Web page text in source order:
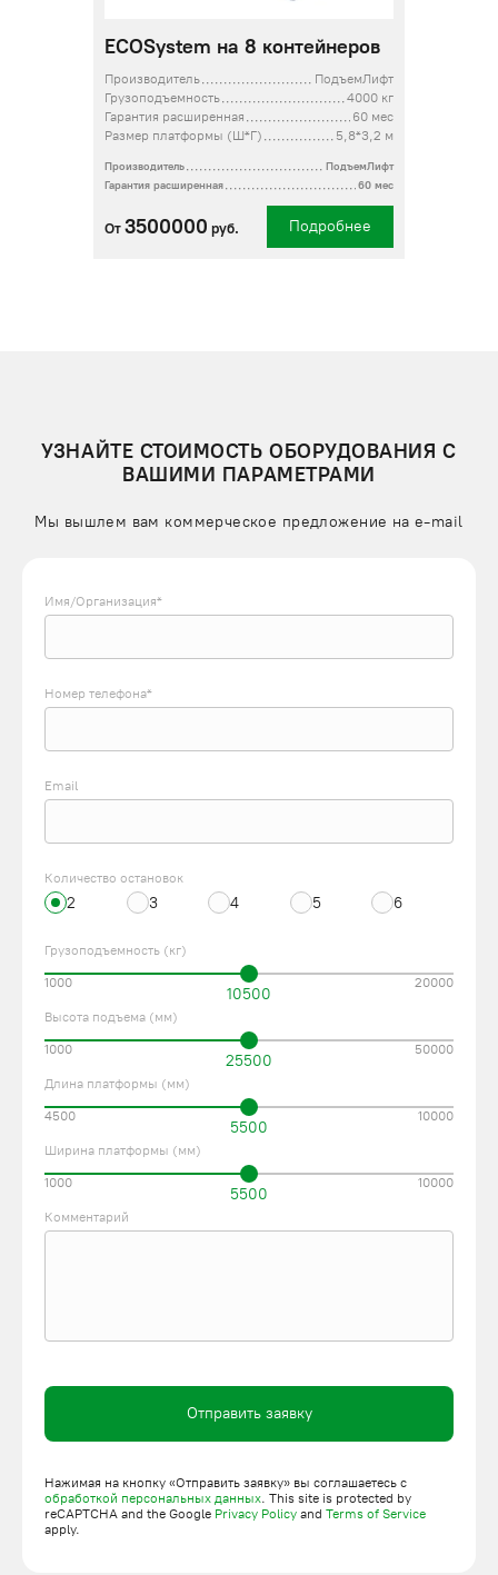
ECOSystem на 8 контейнеров
Производитель
ПодъемЛифт
Грузоподъемность
4000 кг
Гарантия расширенная
60 мес
Размер платформы (Ш*Г)
5,8*3,2 м
Производитель
ПодъемЛифт
Гарантия расширенная
60 мес
От 3500000 руб. Подробнее
УЗНАЙТЕ СТОИМОСТЬ ОБОРУДОВАНИЯ С
ВАШИМИ ПАРАМЕТРАМИ
Мы вышлем вам коммерческое предложение на e-mail
Имя/Организация*
Номер телефона*
Email
Количество остановок
2 3 4 5 6
Грузоподъемность (кг)
10500
1000 20000
Высота подъема (мм)
25500
1000 50000
Длина платформы (мм)
5500
4500 10000
Ширина платформы (мм)
5500
1000 10000
Комментарий
Отправить заявку
Нажимая на кнопку «Отправить заявку» вы соглашаетесь с
обработкой персональных данных. This site is protected by
reCAPTCHA and the Google Privacy Policy and Terms of Service
apply.